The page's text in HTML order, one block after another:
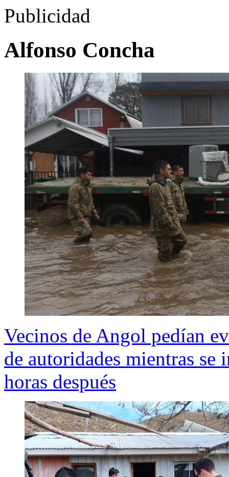
Publicidad
Alfonso Concha
Vecinos de Angol pedían
de autoridades mientras
horas después